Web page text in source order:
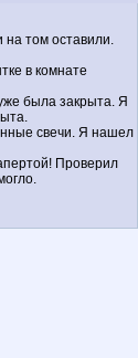
на том оставили.
в комнате
была закрыта. Я
свечи. Я нашел
Проверил